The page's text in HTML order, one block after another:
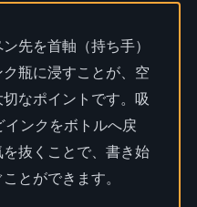
先を首軸（持ち手）
瓶に浸すことが、空
なポイントです。吸
ンクをボトルへ戻
抜くことで、書き始
とができます。